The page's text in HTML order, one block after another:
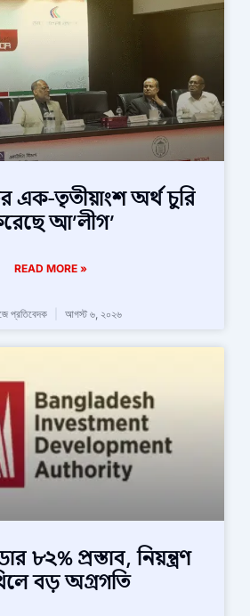
এক-তৃতীয়াংশ অর্থ চুরি
আ’লীগ’
READ MORE »
প্রতিবেদক আগস্ট ৬, ২০২৬
৮২% প্রস্তাব, নিয়ন্ত্রণ
বড় অগ্রগতি